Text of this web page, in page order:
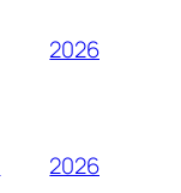
2026
2026